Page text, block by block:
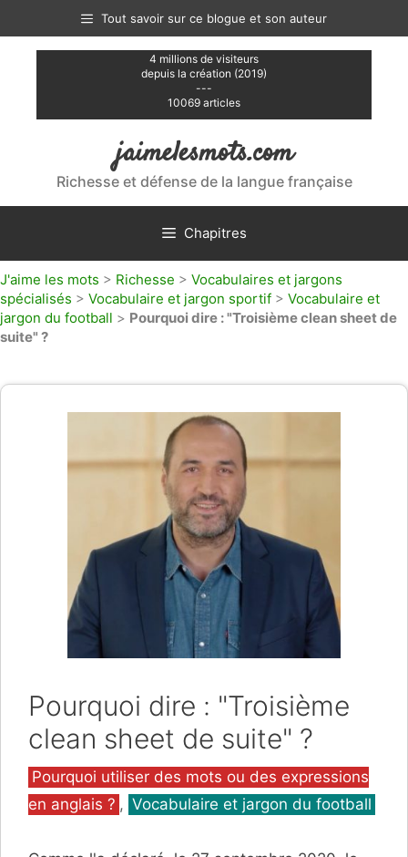
contenu
Tout savoir sur ce blogue et son auteur
4 millions de visiteurs
depuis la création (2019)
---
10069 articles
jaimelesmots.com
Richesse et défense de la langue française
Chapitres
J'aime les mots > Richesse > Vocabulaires et jargons
spécialisés > Vocabulaire et jargon sportif > Vocabulaire et
jargon du football > Pourquoi dire : "Troisième clean sheet de
suite" ?
Pourquoi dire : "Troisième
clean sheet de suite" ?
Catégories
Pourquoi utiliser des mots ou des expressions
en anglais ? , Vocabulaire et jargon du football